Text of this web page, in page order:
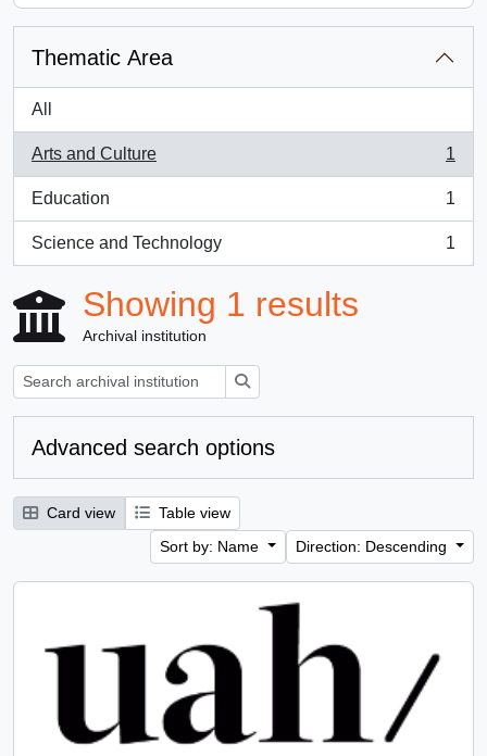
Thematic Area
All
Arts and Culture
, 1 results
1
Education
, 1 results
1
Science and Technology
, 1 results
1
Showing 1 results
Archival institution
Advanced search options
Card view
Table view
Sort by: Name
Direction: Descending